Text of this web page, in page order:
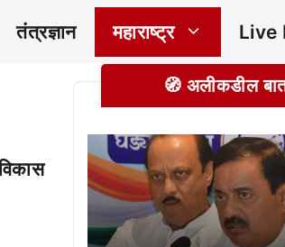
तंत्रज्ञान महाराष्ट्र Live
🧭 अलीकडील